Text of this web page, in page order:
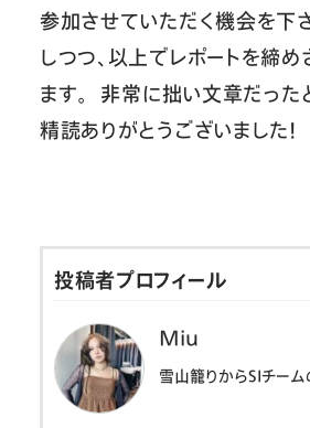
参加させていただく機会を下
しつつ、以上でレポートを締
ます。 非常に拙い文章だった
精読ありがとうございました！
投稿者プロフィール
Miu
雪山籠りからSIチー